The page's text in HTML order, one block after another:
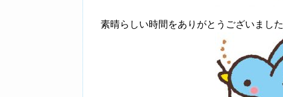
素晴らしい時間をありがとうございました